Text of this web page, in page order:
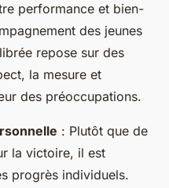
performance et bien-
des jeunes
repose sur des
la mesure et
des préoccupations.
: Plutôt que de
la victoire, il est
progrès individuels.